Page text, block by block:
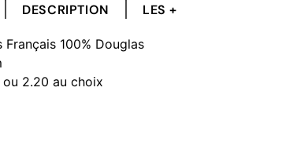
DESCRIPTION LES +
Français 100% Douglas
2.20 au choix